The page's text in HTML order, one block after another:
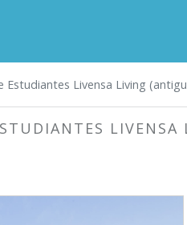
Estudiantes Livensa Living